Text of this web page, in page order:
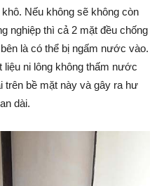
Nếu không sẽ không còn
nghiệp thì cả 2 mặt đều chống
là có thể bị ngấm nước vào.
ni lông không thấm nước
bề mặt này và gây ra hư
dài.